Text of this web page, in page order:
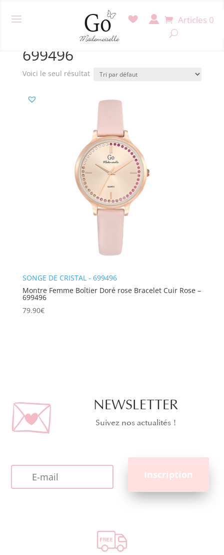
Articles 0
/ Produit Référence / 699496
699496
Voici le seul résultat
SONGE DE CRISTAL - 699496
Montre Femme Boîtier Doré rose Bracelet Cuir Rose –
699496
79.90€
NEWSLETTER
Suivez nos actualités !